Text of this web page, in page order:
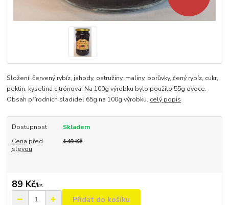
Složení: červený rybíz, jahody, ostružiny, maliny, borůvky, čený rybíz, cukr,
pektin, kyselina citrónová. Na 100g výrobku bylo použito 55g ovoce.
Obsah přírodních sladidel 65g na 100g výrobku. celý popis
Dostupnost
Skladem
Cena před
slevou
149 Kč
89 Kč/ks
Přidat do košíku